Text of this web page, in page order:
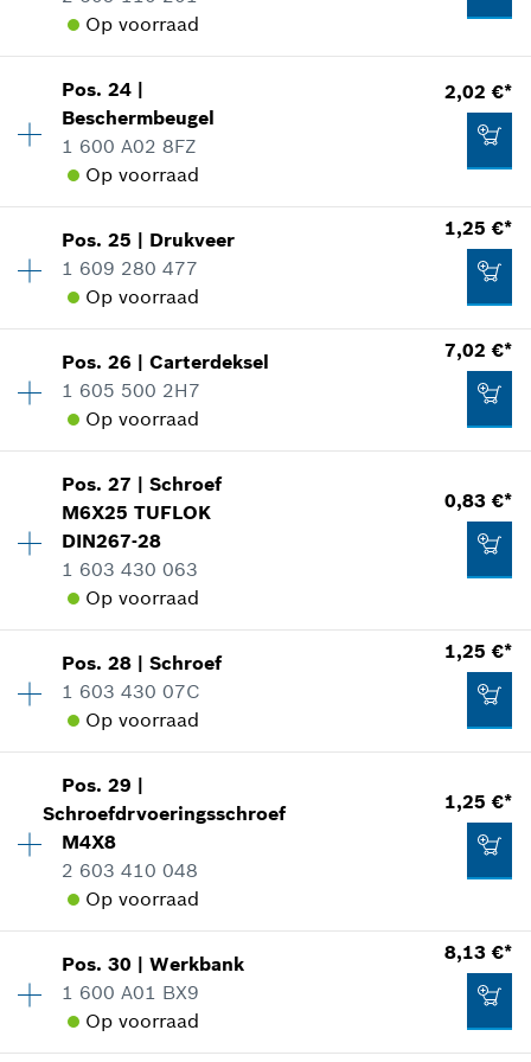
Aan winkelwagen toevoegen
1,74 €*
Aan winkelwagen toevoegen
Toepassingsinstructie
In weergave tonen
1,25 €*
Prijs incl. BTW
Op voorraad
Beschikbaarheid
Prijsgroep:12
reserveonderdelen informatie
Toepassingsinstructie
In weergave tonen
1,74 €*
Aan winkelwagen toevoegen
Pos.24 |
Beschermbeugel
1 600 A02 8FZ
Op voorraad
2,02 €*
Prijsgroep:13
reserveonderdelen informatie
2,02 €*
*Prijs incl. BTW
Aan winkelwagen toevoegen
Pos.25 | Drukveer
1 609 280 477
Op voorraad
1,25 €*
Beschikbaarheid 1
Prijsgroep :11
reserveonderdelen informatie
Toepassingsinstructie
In weergave tonen
1,25 €*
Prijs incl. BTW
Pos.26 |Carterdeksel
1 605 500 2H7
Op voorraad
7,02 €*
Prijsgroep:21
reserveonderdelen informatie
Toepassingsinstructie
In weergave tonen
7,02 €*
Pos.27 |Schroef
M6X25 TUFLOK
DIN267-28
1 603 430 063
Op voorraad
0,83 €*
Prijsgroep:10
reserveonderdelen informatie
0,83 €*
Aan winkelwagen toevoegen
Pos.28 |Schroef
1 603 430 07C
Op voorraad
1,25 €*
Prijsgroep
reserveonderdelen informatie
Toepassingsinstructie
In weergave tonen
1,25 €*
Pos.29 |
Schroefdrvoeringsschroef
M4X8
2 603 410 048
Op voorraad
1,25 €*
Beschikbaarheid 2
Prijsgroep :11
reserveonderdelen informatie
Toepassingsinstructie
Pos.30 |Werkbank
1 600 A01 BX9
Op voorraad
8,13 €*